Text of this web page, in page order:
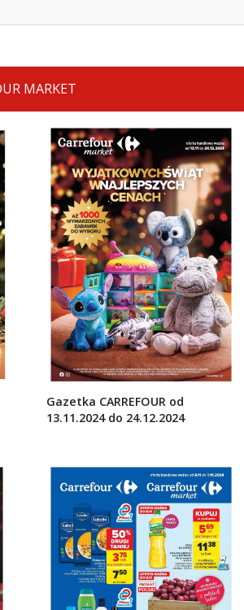
MARKET
Gazetka CARREFOUR od
13.11.2024 do 24.12.2024